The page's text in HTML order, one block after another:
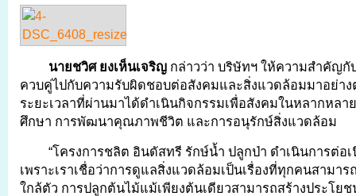
นายชวิศ ยงเห็นเจริญ กล่าวว่า บริษัทฯ ให้ความสำคัญกั
ควบคู่ไปกับความรับผิดชอบต่อสังคมและสิ่งแวดล้อมมาอย่าง
ระยะเวลาที่ผ่านมาได้ดำเนินกิจกรรมเพื่อสังคมในหลากหลา
ศึกษา การพัฒนาคุณภาพชีวิต และการอนุรักษ์สิ่งแวดล้อม
“โครงการชลิต อินดัสทรี รักษ์น้ำ ปลูกป่า ดำเนินการต่อเ
เพราะเราเชื่อว่าการดูแลสิ่งแวดล้อมเป็นเรื่องที่ทุกคนสามาร
ใกล้ตัว การปลูกต้นไม้แม้เพียงต้นเดียวสามารถสร้างประโย